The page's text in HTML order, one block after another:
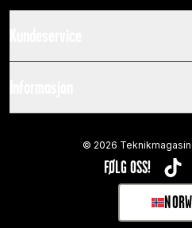
FØLG OSS!
© 2026